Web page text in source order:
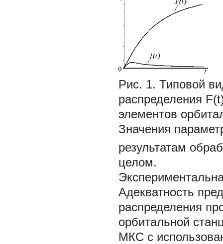
Рис. 1. Типовой
распределения
элементов
Значения
результатам
целом.
Адекватность
распределения
орбитальной
МКС с